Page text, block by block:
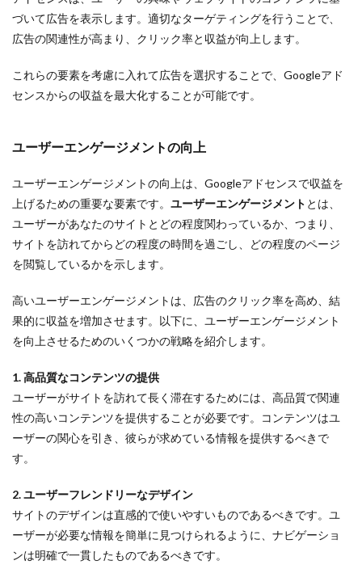
づいて広告を表示します。適切なターゲティングを行うことで、
広告の関連性が高まり、クリック率と収益が向上します。
これらの要素を考慮に入れて広告を選択することで、Googleアド
センスからの収益を最大化することが可能です。
ユーザーエンゲージメントの向上
ユーザーエンゲージメントの向上は、Googleアドセンスで収益を
上げるための重要な要素です。 ユーザーエンゲージメント とは、
ユーザーがあなたのサイトとどの程度関わっているか、つまり、
サイトを訪れてからどの程度の時間を過ごし、どの程度のページ
を閲覧しているかを示します。
高いユーザーエンゲージメントは、広告のクリック率を高め、結
果的に収益を増加させます。以下に、ユーザーエンゲージメント
を向上させるためのいくつかの戦略を紹介します。
1. 高品質なコンテンツの提供
ユーザーがサイトを訪れて長く滞在するためには、高品質で関連
性の高いコンテンツを提供することが必要です。コンテンツはユ
ーザーの関心を引き、彼らが求めている情報を提供するべきで
す。
2. ユーザーフレンドリーなデザイン
サイトのデザインは直感的で使いやすいものであるべきです。ユ
ーザーが必要な情報を簡単に見つけられるように、ナビゲーショ
ンは明確で一貫したものであるべきです。